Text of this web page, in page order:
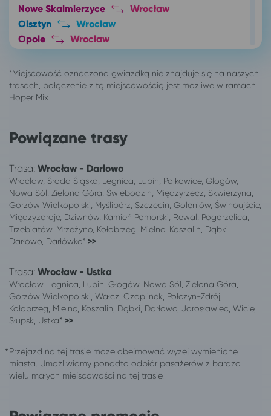
Nowe Skalmierzyce
Wrocław
Olsztyn
Wrocław
Opole
Wrocław
Oświęcim
Wrocław
Pabianice
Wrocław
Poznań
Skierniewice
Skwierzyna
Wrocław
Solec Kujawski
Wrocław
Sosnowiec
Wrocław
Suwałki
Wrocław
Świebodzin
Wrocław
Szczecin
Wrocław
Wałbrzych
Wrocław
Wałcz
Wrocław
Wieniec
Wrocław
Włocławek
Wrocław
Dźwirzyno
Wrocław
Mielenko, gm. Mielno
Powiązane trasy
Trasa: Wrocław - Darłowo
Wrocław, Środa Śląska, Legnica, Lubin, Polkowice, Głogów,
Nowa Sól, Zielona Góra, Świebodzin, Międzyrzecz, Skwierzyna,
Gorzów Wielkopolski, Myślibórz, Szczecin, Goleniów, Świnoujście,
Międzyzdroje, Dziwnów, Kamień Pomorski, Rewal, Pogorzelica,
Trzebiatów, Mrzeżyno, Kołobrzeg, Mielno, Koszalin, Dąbki,
Darłowo, Darłówko* >>
Trasa: Wrocław - Ustka
Wrocław, Legnica, Lubin, Głogów, Nowa Sól, Zielona Góra,
Gorzów Wielkopolski, Wałcz, Czaplinek, Połczyn-Zdrój,
Kołobrzeg, Mielno, Koszalin, Dąbki, Darłowo, Jarosławiec, Wicie,
Słupsk, Ustka* >>
Przejazd na tej trasie może obejmować wyżej wymienione
miasta. Umożliwiamy ponadto odbiór pasażerów z bardzo
wielu małych miejscowości na tej trasie.